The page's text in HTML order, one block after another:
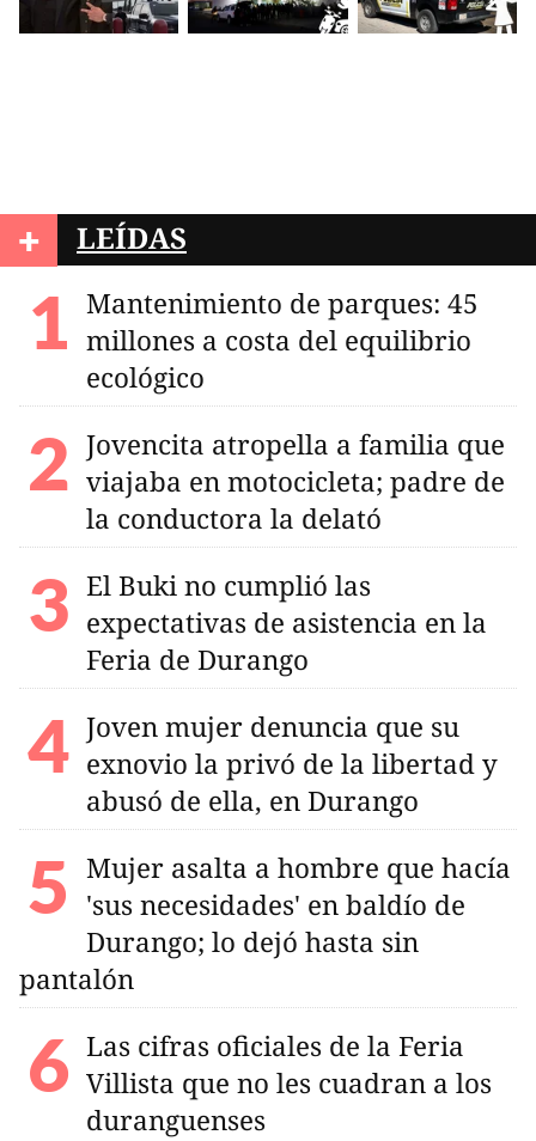
+ LEÍDAS
Mantenimiento de parques: 45
millones a costa del equilibrio
ecológico
Jovencita atropella a familia que
viajaba en motocicleta; padre de
la conductora la delató
El Buki no cumplió las
expectativas de asistencia en la
Feria de Durango
Joven mujer denuncia que su
exnovio la privó de la libertad y
abusó de ella, en Durango
Mujer asalta a hombre que hacía
'sus necesidades' en baldío de
Durango; lo dejó hasta sin
pantalón
Las cifras oficiales de la Feria
Villista que no les cuadran a los
duranguenses